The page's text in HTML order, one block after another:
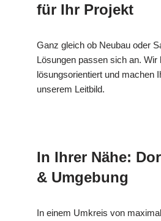
für Ihr Projekt
Ganz gleich ob Neubau oder
Lösungen passen sich an. Wir
lösungsorientiert und machen
unserem Leitbild.
In Ihrer Nähe:
& Umgebung
In einem Umkreis von